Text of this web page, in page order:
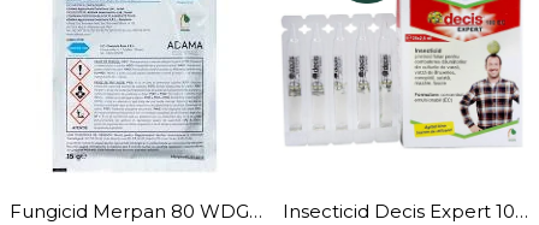
Fungicid Merpan 80 WDG -
Insecticid Decis Expert 100